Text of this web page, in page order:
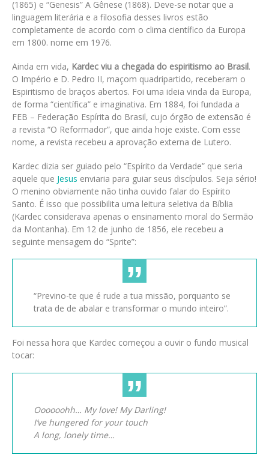
(1865) e “Genesis” A Gênese (1868). Deve-se notar que a
linguagem literária e a filosofia desses livros estão
completamente de acordo com o clima científico da Europa
em 1800. nome em 1976.
Ainda em vida, Kardec viu a chegada do espiritismo ao Brasil.
O Império e D. Pedro II, maçom quadripartido, receberam o
Espiritismo de braços abertos. Foi uma ideia vinda da Europa,
de forma “científica” e imaginativa. Em 1884, foi fundada a
FEB – Federação Espírita do Brasil, cujo órgão de extensão é
a revista “O Reformador”, que ainda hoje existe. Com esse
nome, a revista recebeu a aprovação externa de Lutero.
Kardec dizia ser guiado pelo “Espírito da Verdade” que seria
aquele que Jesus enviaria para guiar seus discípulos. Seja sério!
O menino obviamente não tinha ouvido falar do Espírito
Santo. É isso que possibilita uma leitura seletiva da Bíblia
(Kardec considerava apenas o ensinamento moral do Sermão
da Montanha). Em 12 de junho de 1856, ele recebeu a
seguinte mensagem do “Sprite”:
“Previno-te que é rude a tua missão, porquanto se
trata de de abalar e transformar o mundo inteiro”.
Foi nessa hora que Kardec começou a ouvir o fundo musical
tocar:
Oooooohh… My love! My Darling!
I’ve hungered for your touch
A long, lonely time…